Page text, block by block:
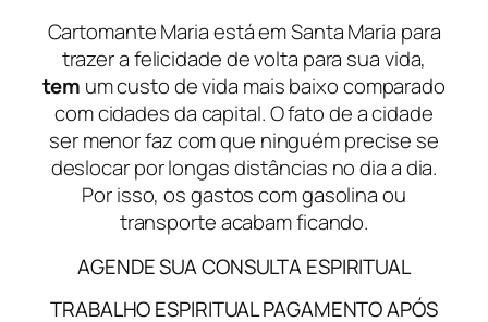
Cartomante Maria está em Santa Maria para
trazer a felicidade de volta para sua vida,
tem um custo de vida mais baixo comparado
com cidades da capital. O fato de a cidade
ser menor faz com que ninguém precise se
deslocar por longas distâncias no dia a dia.
Por isso, os gastos com gasolina ou
transporte acabam ficando.
AGENDE SUA CONSULTA ESPIRITUAL
TRABALHO ESPIRITUAL PAGAMENTO APÓS